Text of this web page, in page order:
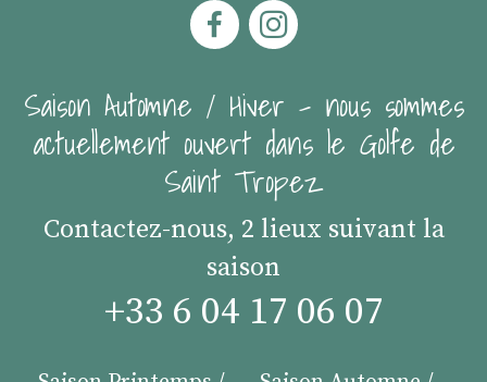
Saison Automne / Hiver - nous sommes
actuellement ouvert dans le Golfe de
Saint Tropez
Contactez-nous, 2 lieux suivant la
saison
+33 6 04 17 06 07